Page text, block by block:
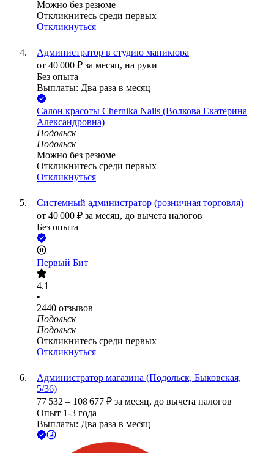
Можно без резюме
Откликнитесь среди первых
Откликнуться
Администратор в студию маникюра
от 40 000 ₽ за месяц, на руки
Без опыта
Выплаты: Два раза в месяц
Салон красоты Chernika Nails (Волкова Екатерина
Александровна)
Подольск
Подольск
Можно без резюме
Откликнитесь среди первых
Откликнуться
Системный администратор (розничная торговля)
от 40 000 ₽ за месяц, до вычета налогов
Без опыта
Первый Бит
4.1
•
2440 отзывов
Подольск
Подольск
Откликнитесь среди первых
Откликнуться
Администратор магазина (Подольск, Быковская,
5/36)
77 532 – 108 677 ₽ за месяц, до вычета налогов
Опыт 1-3 года
Выплаты: Два раза в месяц